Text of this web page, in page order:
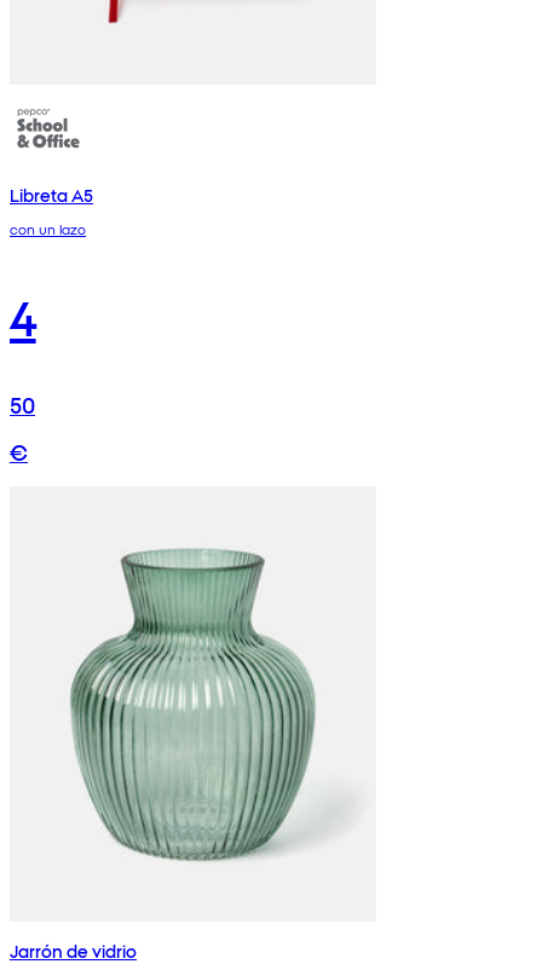
Libreta A5
con un lazo
4
50
€
Jarrón de vidrio